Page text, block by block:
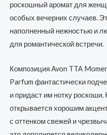
роскошный аромат для
особых вечерних случаев.
наполненный нежностью и
для романтической встречи.
Композиция Avon TTA
Parfum фантастически
и придаст им нотку
открывается хорошим
с оттенком свежей и